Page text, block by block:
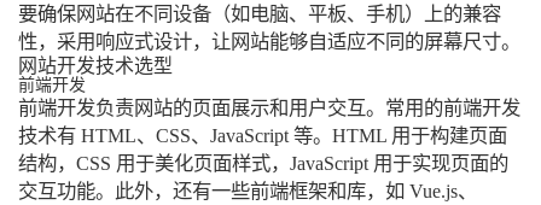
要确保网站在不同设备（如电脑、平板、手机）上的兼容
性，采用响应式设计，让网站能够自适应不同的屏幕尺寸。
网站开发技术选型
前端开发
前端开发负责网站的页面展示和用户交互。常用的前端开发
技术有 HTML、CSS、JavaScript 等。HTML 用于构建页面
结构，CSS 用于美化页面样式，JavaScript 用于实现页面的
交互功能。此外，还有一些前端框架和库，如 Vue.js、